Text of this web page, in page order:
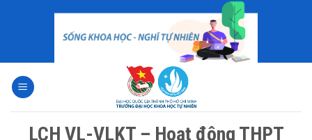
LCH VL-VLKT – Hoạt động THPT